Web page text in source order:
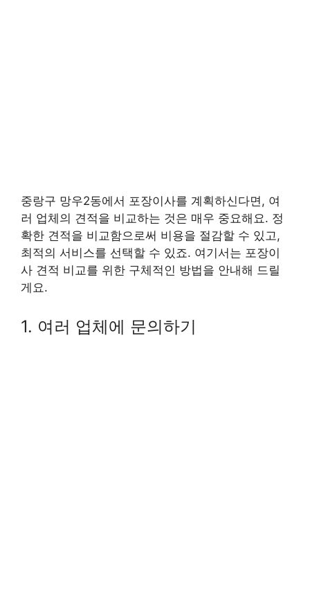
중랑구 망우2동에서 포장이사를 계획하신다면, 여
러 업체의 견적을 비교하는 것은 매우 중요해요. 정
확한 견적을 비교함으로써 비용을 절감할 수 있고,
최적의 서비스를 선택할 수 있죠. 여기서는 포장이
사 견적 비교를 위한 구체적인 방법을 안내해 드릴
게요.
1. 여러 업체에 문의하기